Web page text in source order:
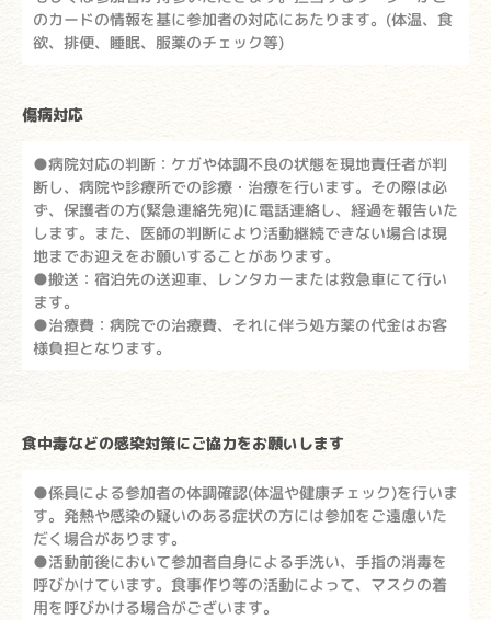
のカードの情報を基に参加者の対応にあたります。(体温、食
欲、排便、睡眠、服薬のチェック等)
傷病対応
●病院対応の判断：ケガや体調不良の状態を現地責任者が判
断し、病院や診療所での診療・治療を行います。その際は必
ず、保護者の方(緊急連絡先宛)に電話連絡し、経過を報告いた
します。また、医師の判断により活動継続できない場合は現
地までお迎えをお願いすることがあります。
●搬送：宿泊先の送迎車、レンタカーまたは救急車にて行い
ます。
●治療費：病院での治療費、それに伴う処方薬の代金はお客
様負担となります。
食中毒などの感染対策にご協力をお願いします
●係員による参加者の体調確認(体温や健康チェック)を行いま
す。発熱や感染の疑いのある症状の方には参加をご遠慮いた
だく場合があります。
●活動前後において参加者自身による手洗い、手指の消毒を
呼びかけています。食事作り等の活動によって、マスクの着
用を呼びかける場合がございます。